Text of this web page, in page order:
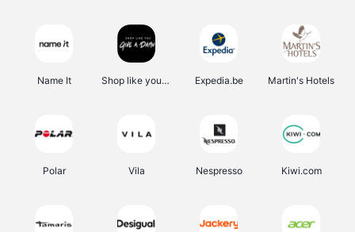
Name It Shop like you Give A Damn Expedia.be Martin's Hotels
Polar Vila Nespresso Kiwi.com